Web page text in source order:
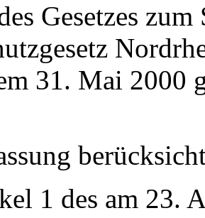
Gesetzes
31. Mai 2000
1 des am 23.